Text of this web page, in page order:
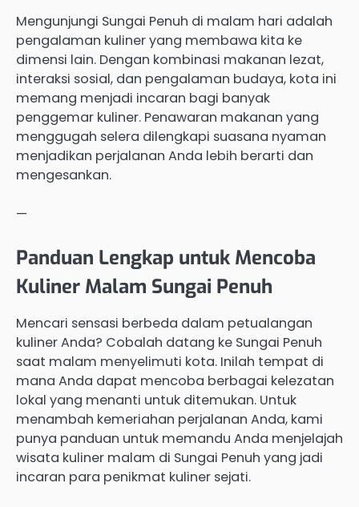
Mengunjungi Sungai Penuh di malam hari adalah
pengalaman kuliner yang membawa kita ke
dimensi lain. Dengan kombinasi makanan lezat,
interaksi sosial, dan pengalaman budaya, kota ini
memang menjadi incaran bagi banyak
penggemar kuliner. Penawaran makanan yang
menggugah selera dilengkapi suasana nyaman
menjadikan perjalanan Anda lebih berarti dan
mengesankan.
—
Panduan Lengkap untuk Mencoba
Kuliner Malam Sungai Penuh
Mencari sensasi berbeda dalam petualangan
kuliner Anda? Cobalah datang ke Sungai Penuh
saat malam menyelimuti kota. Inilah tempat di
mana Anda dapat mencoba berbagai kelezatan
lokal yang menanti untuk ditemukan. Untuk
menambah kemeriahan perjalanan Anda, kami
punya panduan untuk memandu Anda menjelajah
wisata kuliner malam di Sungai Penuh yang jadi
incaran para penikmat kuliner sejati.